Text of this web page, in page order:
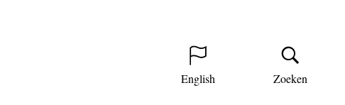
English Zoeken